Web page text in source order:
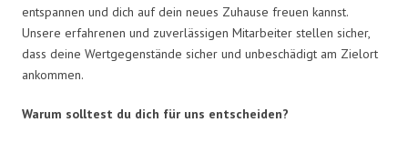
entspannen und dich auf dein neues Zuhause freuen kannst.
Unsere erfahrenen und zuverlässigen Mitarbeiter stellen sicher,
dass deine Wertgegenstände sicher und unbeschädigt am Zielort
ankommen.
Warum solltest du dich für uns entscheiden?